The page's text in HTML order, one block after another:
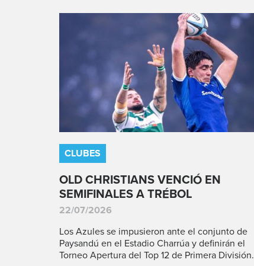
CLUBES
OLD CHRISTIANS VENCIÓ EN
SEMIFINALES A TRÉBOL
22/07/2026
Los Azules se impusieron ante el conjunto de
Paysandú en el Estadio Charrúa y definirán el
Torneo Apertura del Top 12 de Primera División.